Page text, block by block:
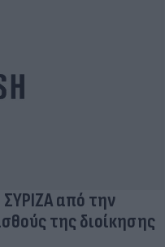
από την
της διοίκησης